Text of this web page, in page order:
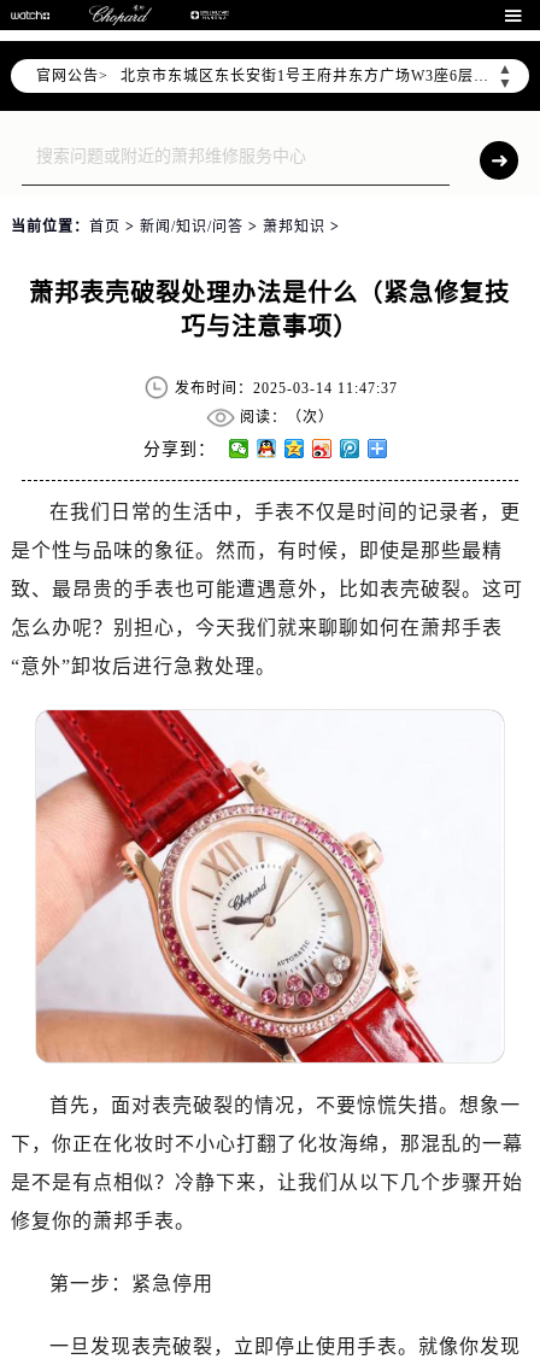

官网公告>
▲
▼
北京市朝阳区建国门外大街甲6号华熙国际中心D座11层1102室售后服务中心（需提前预约）
北京市东城区东长安街1号王府井东方广场W3座6层602室售后服务中心（需提前预约）
节假日正常营业！
当前位置： 首页 > 新闻/知识/问答 > 萧邦知识 >
萧邦表壳破裂处理办法是什么（紧急修复技
巧与注意事项）
发布时间：2025-03-14 11:47:37
阅读：（次）
分享到：
在我们日常的生活中，手表不仅是时间的记录者，更
是个性与品味的象征。然而，有时候，即使是那些最精
致、最昂贵的手表也可能遭遇意外，比如表壳破裂。这可
怎么办呢？别担心，今天我们就来聊聊如何在萧邦手表
“意外”卸妆后进行急救处理。
首先，面对表壳破裂的情况，不要惊慌失措。想象一
下，你正在化妆时不小心打翻了化妆海绵，那混乱的一幕
是不是有点相似？冷静下来，让我们从以下几个步骤开始
修复你的萧邦手表。
第一步：紧急停用
一旦发现表壳破裂，立即停止使用手表。就像你发现